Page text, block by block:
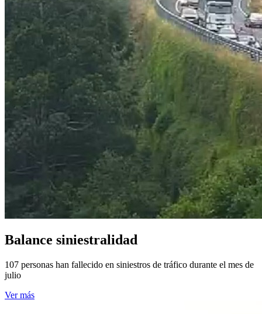
Balance siniestralidad
107 personas han fallecido en siniestros de tráfico durante el mes de
julio
Ver más